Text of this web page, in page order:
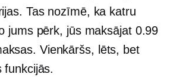
Tas nozīmē, ka katru
jums pērk, jūs maksājat 0.99
Vienkāršs, lēts, bet
funkcijās.